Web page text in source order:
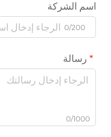
اسم الشركة
0/200
رسالة
0/1000